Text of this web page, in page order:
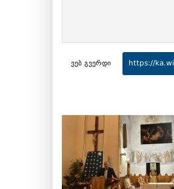
ვებ გვერდი https://